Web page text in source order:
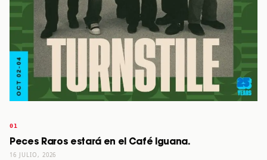
Peces Raros estará en el Café Iguana.
16 JULIO, 2026